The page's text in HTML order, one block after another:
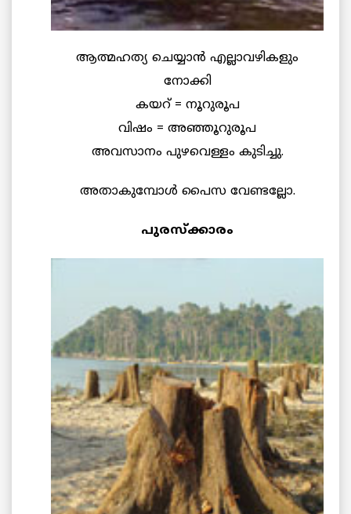
ആത്മഹത്യ ചെയ്യാന്‍ എല്ലാവഴികളും
നോക്കി
കയറ് = നൂറുരൂപ
വിഷം = അഞ്ഞൂറുരൂപ
അവസാനം പുഴവെള്ളം കുടിച്ചു.
അതാകുമ്പോള്‍ പൈസ വേണ്ടല്ലോ.
പുരസ്ക്കാരം